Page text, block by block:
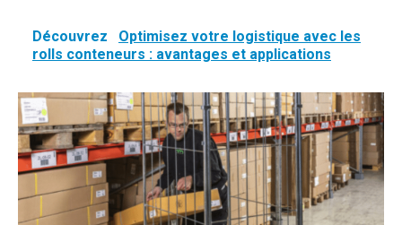
Découvrez
Optimisez votre logistique avec les
rolls conteneurs : avantages et applications